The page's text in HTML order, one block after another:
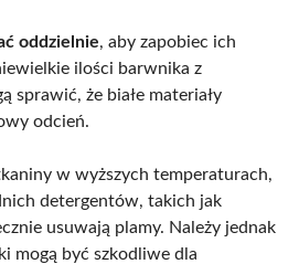
oddzielnie, aby zapobiec ich
ilości barwnika z
sprawić, że białe materiały
odcień.
w wyższych temperaturach,
detergentów, takich jak
usuwają plamy. Należy jednak
mogą być szkodliwe dla